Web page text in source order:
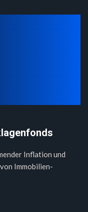
Inflation und
Immobilien-